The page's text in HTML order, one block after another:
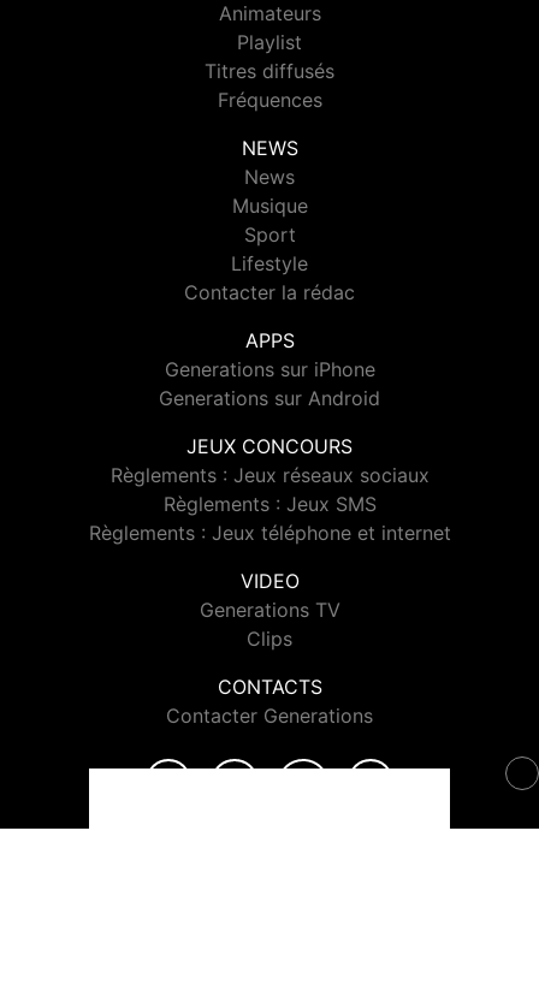
Animateurs
Playlist
Titres diffusés
Fréquences
NEWS
News
Musique
Sport
Lifestyle
Contacter la rédac
APPS
Generations sur iPhone
Generations sur Android
JEUX CONCOURS
Règlements : Jeux réseaux sociaux
Règlements : Jeux SMS
Règlements : Jeux téléphone et internet
VIDEO
Generations TV
Clips
CONTACTS
Contacter Generations